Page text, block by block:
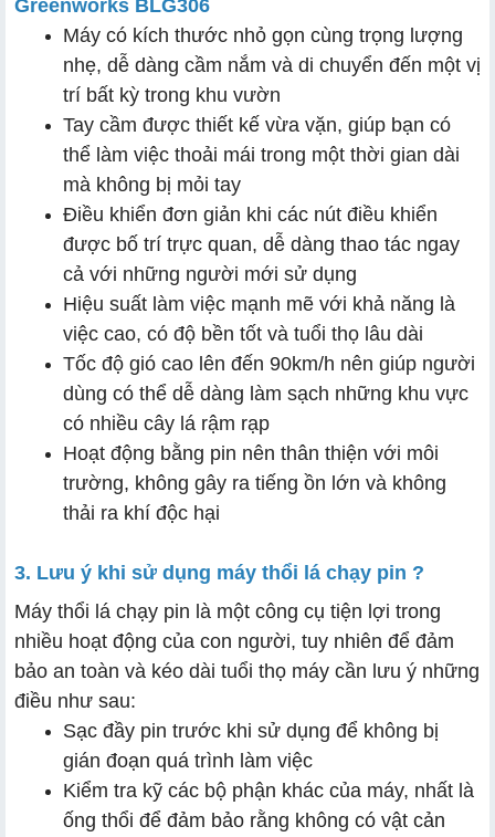
Greenworks BLG306
Máy có kích thước nhỏ gọn cùng trọng lượng
nhẹ, dễ dàng cầm nắm và di chuyển đến một vị
trí bất kỳ trong khu vườn
Tay cầm được thiết kế vừa vặn, giúp bạn có
thể làm việc thoải mái trong một thời gian dài
mà không bị mỏi tay
Điều khiển đơn giản khi các nút điều khiển
được bố trí trực quan, dễ dàng thao tác ngay
cả với những người mới sử dụng
Hiệu suất làm việc mạnh mẽ với khả năng là
việc cao, có độ bền tốt và tuổi thọ lâu dài
Tốc độ gió cao lên đến 90km/h nên giúp người
dùng có thể dễ dàng làm sạch những khu vực
có nhiều cây lá rậm rạp
Hoạt động bằng pin nên thân thiện với môi
trường, không gây ra tiếng ồn lớn và không
thải ra khí độc hại
3. Lưu ý khi sử dụng máy thổi lá chạy pin ?
Máy thổi lá chạy pin là một công cụ tiện lợi trong
nhiều hoạt động của con người, tuy nhiên để đảm
bảo an toàn và kéo dài tuổi thọ máy cần lưu ý những
điều như sau:
Sạc đầy pin trước khi sử dụng để không bị
gián đoạn quá trình làm việc
Kiểm tra kỹ các bộ phận khác của máy, nhất là
ống thổi để đảm bảo rằng không có vật cản